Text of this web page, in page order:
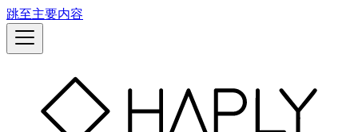
跳至主要内容